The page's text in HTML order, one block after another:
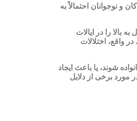
و نوجوانان احتمالاً به
مشکلات سلامت روان در ایالات متحده هستند. طبق گزارش موسسه ملی سلامت روان، اختلالات اضطرابی ۴۰ میلیون بزرگسال ۱۸ سال به بالا را در ایالات
واقع، اختلالات
شوند، یا باعث ایجاد
مورد برخی از دلایل